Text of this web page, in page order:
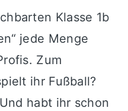
Klasse 1b
jede Menge
Zum
ihr Fußball?
habt ihr schon